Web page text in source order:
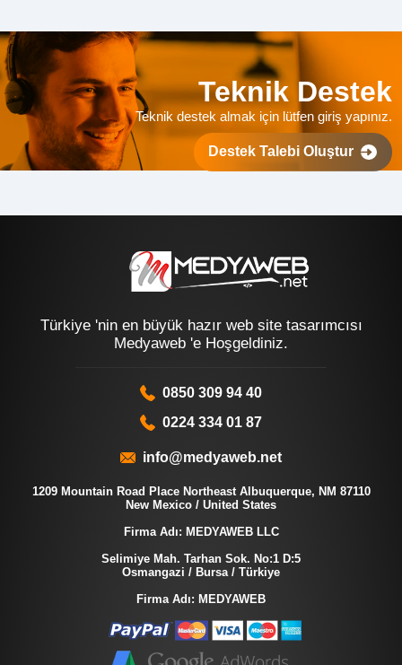
Teknik Destek
Teknik destek almak için lütfen giriş yapınız.
Destek Talebi Oluştur
Türkiye 'nin en büyük hazır web site tasarımcısı
Medyaweb 'e Hoşgeldiniz.
0850 309 94 40
0224 334 01 87
info@medyaweb.net
1209 Mountain Road Place Northeast Albuquerque, NM 87110
New Mexico / United States
Firma Adı: MEDYAWEB LLC
Selimiye Mah. Tarhan Sok. No:1 D:5
Osmangazi / Bursa / Türkiye
Firma Adı: MEDYAWEB